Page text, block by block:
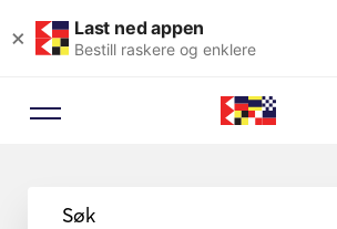
× Last ned appen
Bestill raskere og enklere
Søk